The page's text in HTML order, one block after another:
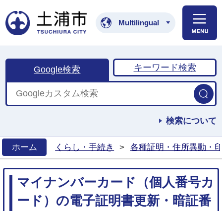
土浦市公式ホームペ
Multilingual
Google検索 キーワード検索
検索について
ホーム
くらし・手続き > 各種証明・住所異動・
マイナンバーカード（個人番号カ
ード）の電子証明書更新・暗証番